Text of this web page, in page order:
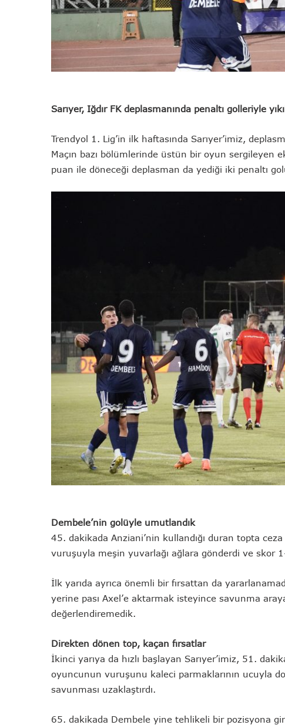
Sarıyer, Iğdır FK deplasmanında penaltı golleriyle
Trendyol 1. Lig’in ilk haftasında Sarıyer’imiz,
Maçın bazı bölümlerinde üstün bir oyun sergileyen
puan ile döneceği deplasman da yediği iki penaltı
Dembele’nin golüyle umutlandık
45. dakikada Anziani’nin kullandığı duran topta
vuruşuyla meşin yuvarlağı ağlara gönderdi ve skor
İlk yarıda ayrıca önemli bir fırsattan da
yerine pası Axel’e aktarmak isteyince savunma
değerlendiremedik.
Direkten dönen top, kaçan fırsatlar
İkinci yarıya da hızlı başlayan Sarıyer’imiz, 51.
oyuncunun vuruşunu kaleci parmaklarının ucuyla
savunması uzaklaştırdı.
65. dakikada Dembele yine tehlikeli bir pozisyona